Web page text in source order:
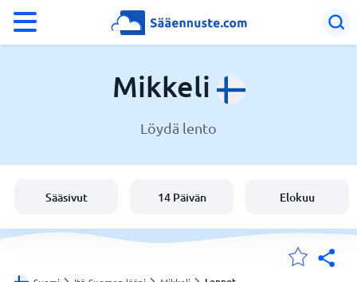
Sijaintini
Mikkeli
Löydä lento
Sääsivut 14 Päivän Elokuu